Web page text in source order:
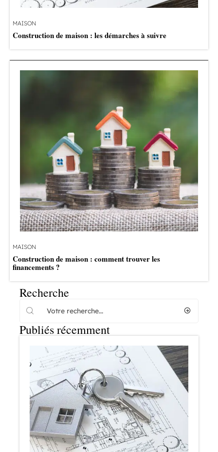
MAISON
Construction de maison : les démarches à suivre
MAISON
Construction de maison : comment trouver les
financements ?
Recherche
Publiés récemment